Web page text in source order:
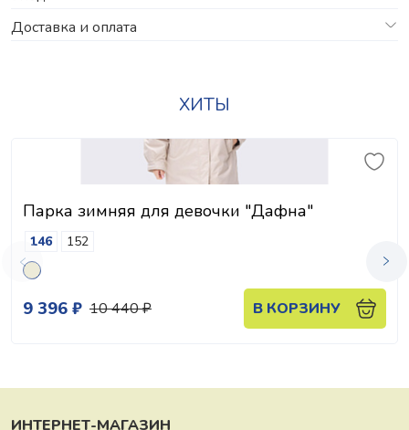
Доставка и оплата
ХИТЫ
Парка зимняя для девочки "Дафна"
146 152
9 396 ₽ 10 440 ₽ В КОРЗИНУ
ИНТЕРНЕТ-МАГАЗИН